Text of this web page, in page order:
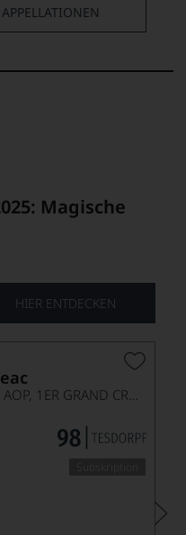
Magische
HIER ENTDECKEN
SAINT-EMILION AOP, 1ER GRAND CRU CLASSÉ A